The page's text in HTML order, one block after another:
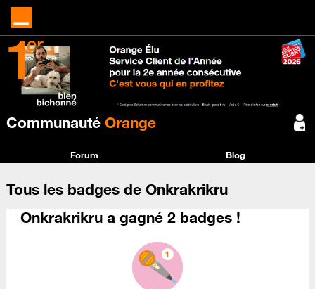
Communauté Orange
Forum Blog
Tous les badges de Onkrakrikru
Onkrakrikru a gagné 2 badges !